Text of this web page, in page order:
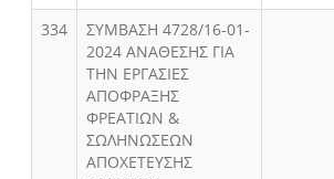
334
ΣΥΜΒΑΣΗ 4728/16-01-
2024 ΑΝΑΘΕΣΗΣ ΓΙΑ
ΤΗΝ ΕΡΓΑΣΙΕΣ
ΑΠΟΦΡΑΞΗΣ
ΦΡΕΑΤΙΩΝ &
ΣΩΛΗΝΩΣΕΩΝ
ΑΠΟΧΕΤΕΥΣΗΣ